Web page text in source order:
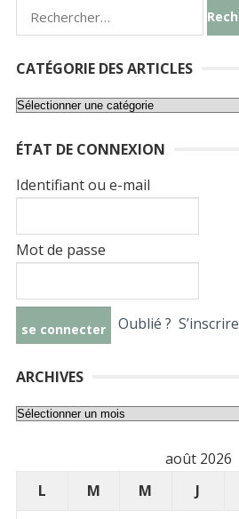
Rechercher :
CATÉGORIE DES ARTICLES
Catégorie
articles
ÉTAT DE CONNEXION
Identifiant ou e-mail
Mot de passe
Oublié ? S’inscrire
ARCHIVES
Archives
août 2026
L
M M J